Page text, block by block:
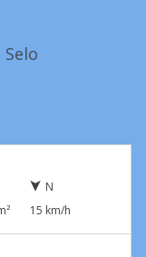
N
15 km/h